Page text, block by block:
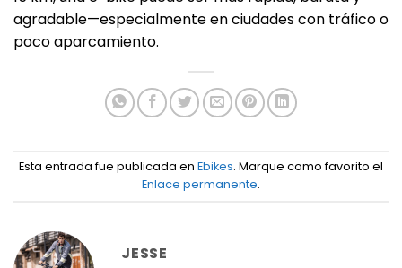
agradable—especialmente en ciudades con tráfico o
poco aparcamiento.
Esta entrada fue publicada en Ebikes. Marque como favorito el
Enlace permanente.
JESSE